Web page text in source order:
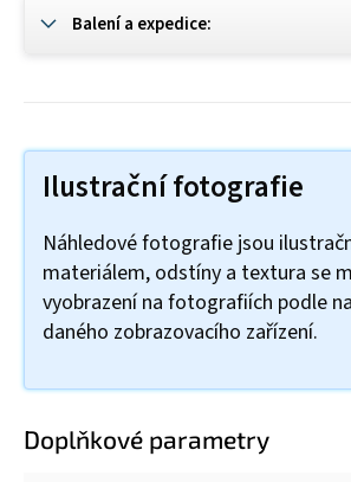
Balení a expedice:
Ilustrační fotografie
Náhledové fotografie jsou
materiálem, odstíny a textura se
vyobrazení na fotografiích podle
daného zobrazovacího zařízení.
Doplňkové parametry